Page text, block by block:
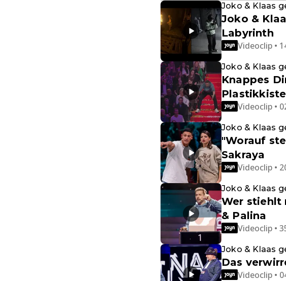
Joko & Klaas
Joko &
Labyrinth
Videoclip •
Joko & Klaas
Knappes
Plastikkiste
Videoclip •
Joko & Klaas
"Worauf
Sakraya
Videoclip •
Joko & Klaas
Wer stiehlt
& Palina
Videoclip •
Joko & Klaas
Das
Videoclip •